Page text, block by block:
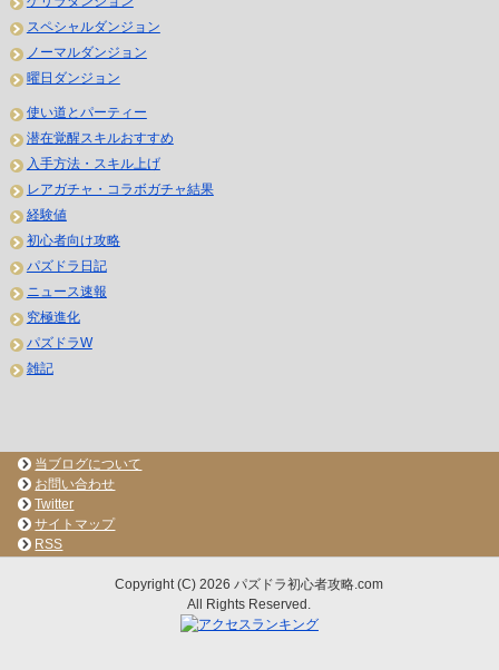
スペシャルダンジョン
ノーマルダンジョン
曜日ダンジョン
使い道とパーティー
潜在覚醒スキルおすすめ
入手方法・スキル上げ
レアガチャ・コラボガチャ結果
経験値
初心者向け攻略
パズドラ日記
ニュース速報
究極進化
パズドラW
雑記
当ブログについて
お問い合わせ
Twitter
サイトマップ
RSS
Copyright (C) 2026 パズドラ初心者攻略.com
All Rights Reserved.